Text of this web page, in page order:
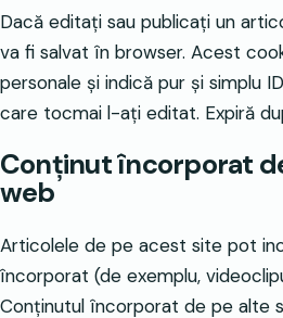
Dacă editați sau publicați un
va fi salvat în browser. Acest
personale și indică pur și simplu
care tocmai l-ați editat. Expiră
Conținut încorporat
web
Articolele de pe acest site pot
încorporat (de exemplu,
Conținutul încorporat de pe alte